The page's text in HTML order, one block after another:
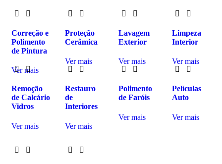
Correção e
Polimento
de Pintura
Ver mais
Proteção
Cerâmica
Ver mais
Lavagem
Exterior
Ver mais
Limpeza
Interior
Ver mais
Remoção
de Calcário
Vidros
Ver mais
Restauro
de
Interiores
Ver mais
Polimento
de Faróis
Ver mais
Películas
Auto
Ver mais